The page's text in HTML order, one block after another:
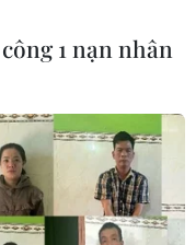
1 nạn nhân